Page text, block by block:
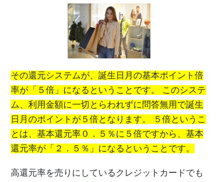
その還元システムが、誕生日月の基本ポイント倍
率が「５倍」になるということです。 このシステ
ム、利用金額に一切とらわれずに問答無用で誕生
日月のポイントが５倍となります。 ５倍というこ
とは、基本還元率０．５％に５倍ですから、基本
還元率が「２．５％」になるということです。
高還元率を売りにしているクレジットカードでも